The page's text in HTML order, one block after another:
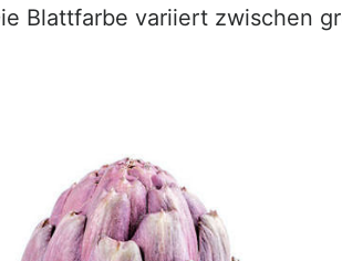
Blattfarbe variiert zwischen